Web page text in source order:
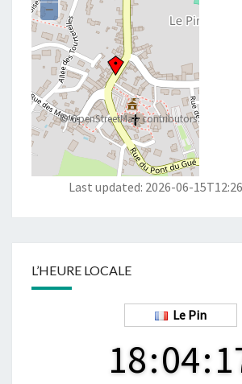
−
©OpenStreetMapcontributors
Last updated: 2026-06-
L’HEURE LOCALE
Le Pin
18:04: